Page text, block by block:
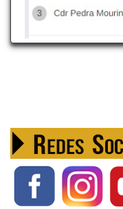
09.ªJornada
08.ªJornada
12/05/2024